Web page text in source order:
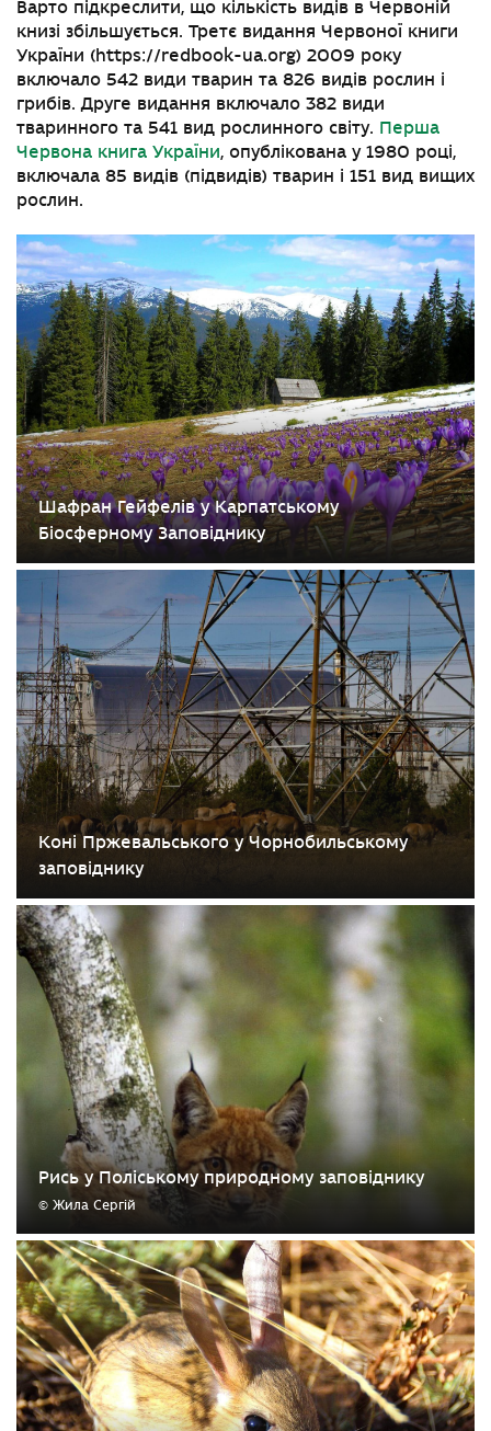
Варто підкреслити, що кількість видів в Червоній
книзі збільшується. Третє видання Червоної книги
України (https://redbook-ua.org) 2009 року
включало 542 види тварин та 826 видів рослин і
грибів. Друге видання включало 382 види
тваринного та 541 вид рослинного світу. Перша
Червона книга України, опублікована у 1980 році,
включала 85 видів (підвидів) тварин і 151 вид вищих
рослин.
Шафран Гейфелів у Карпатському
Біосферному Заповіднику
Коні Пржевальського у Чорнобильському
заповіднику
Рись у Поліському природному заповіднику
© Жила Сергій